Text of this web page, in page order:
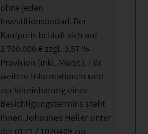
ohne jeden
Investitionsbedarf. Der
Kaufpreis beläuft sich auf
2.700.000 € zzgl. 3,57 %
Provision (inkl. MwSt.). Für
weitere Informationen und
zur Vereinbarung eines
Besichtigungstermins steht
Ihnen Johannes Heller unter
der 0171 / 1020409 zur